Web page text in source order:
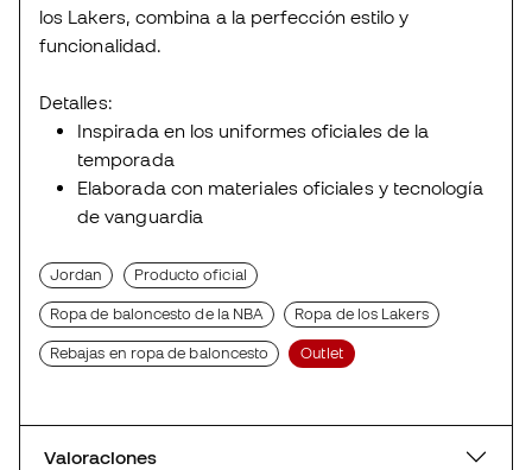
los Lakers, combina a la perfección estilo y
funcionalidad.
Detalles:
Inspirada en los uniformes oficiales de la
temporada
Elaborada con materiales oficiales y tecnología
de vanguardia
Jordan Producto oficial
Ropa de baloncesto de la NBA Ropa de los Lakers
Rebajas en ropa de baloncesto Outlet
Valoraciones